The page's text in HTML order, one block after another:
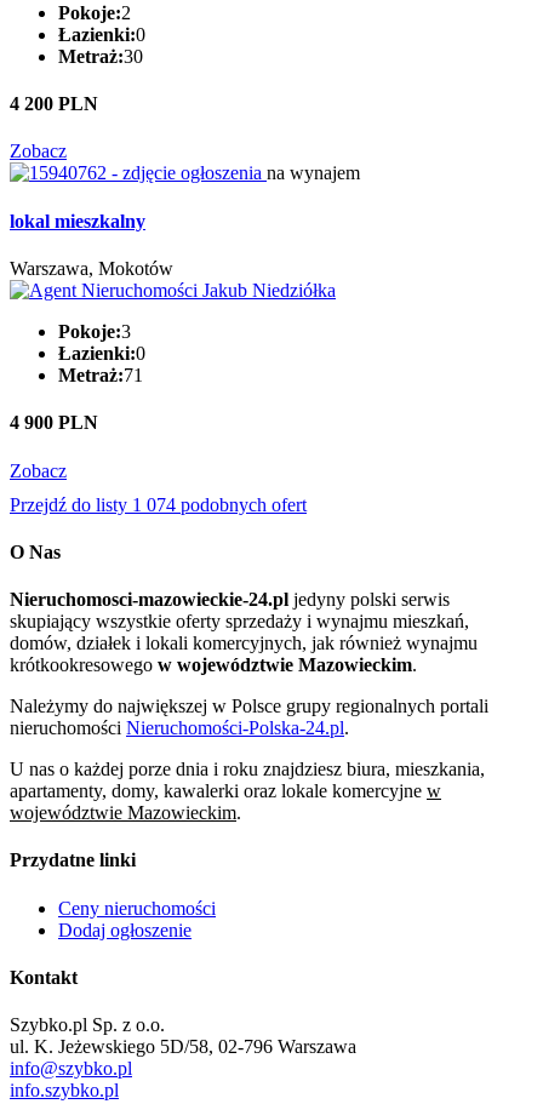
Pokoje:2
Łazienki:0
Metraż:30
4 200 PLN
Zobacz
na wynajem
lokal mieszkalny
Warszawa, Mokotów
Pokoje:3
Łazienki:0
Metraż:71
4 900 PLN
Zobacz
Przejdź do listy 1 074 podobnych ofert
O Nas
Nieruchomosci-mazowieckie-24.pl jedyny polski serwis
skupiający wszystkie oferty sprzedaży i wynajmu mieszkań,
domów, działek i lokali komercyjnych, jak również wynajmu
krótkookresowego w województwie Mazowieckim.
Należymy do największej w Polsce grupy regionalnych portali
nieruchomości Nieruchomości-Polska-24.pl.
U nas o każdej porze dnia i roku znajdziesz biura, mieszkania,
apartamenty, domy, kawalerki oraz lokale komercyjne w
województwie Mazowieckim.
Przydatne linki
Ceny nieruchomości
Dodaj ogłoszenie
Kontakt
Szybko.pl Sp. z o.o.
ul. K. Jeżewskiego 5D/58, 02-796 Warszawa
info@szybko.pl
info.szybko.pl